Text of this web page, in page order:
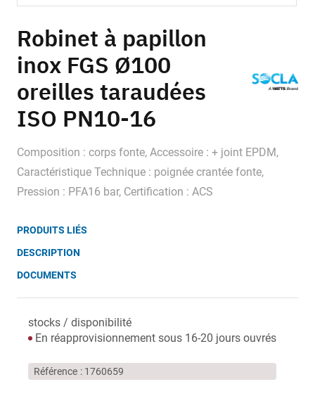
to
the
beginning
of
the
gallery
Robinet à papillon
inox FGS Ø100
oreilles taraudées
ISO PN10-16
Composition : corps fonte, Accessoire : + joint EPDM,
Caractéristique Technique : poignée crantée fonte,
Pression : PFA16 bar, Certification : ACS
PRODUITS LIÉS
DESCRIPTION
DOCUMENTS
stocks / disponibilité
En réapprovisionnement sous 16-20 jours ouvrés
Référence 1760659